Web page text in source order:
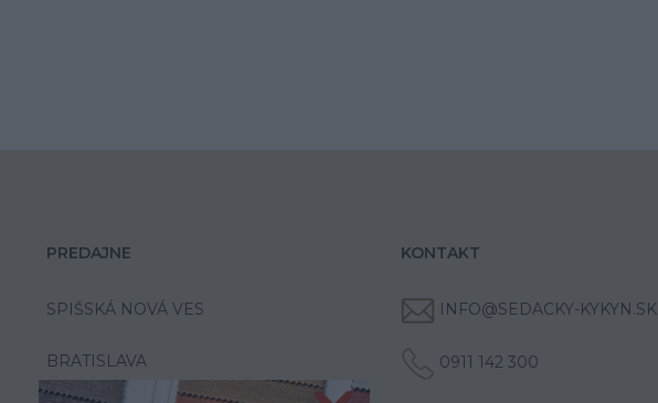
PREDAJNE
SPIŠSKÁ NOVÁ VES
BRATISLAVA
KONTAKT
INFO@SEDACKY-KYKYN.SK
0911 142 300